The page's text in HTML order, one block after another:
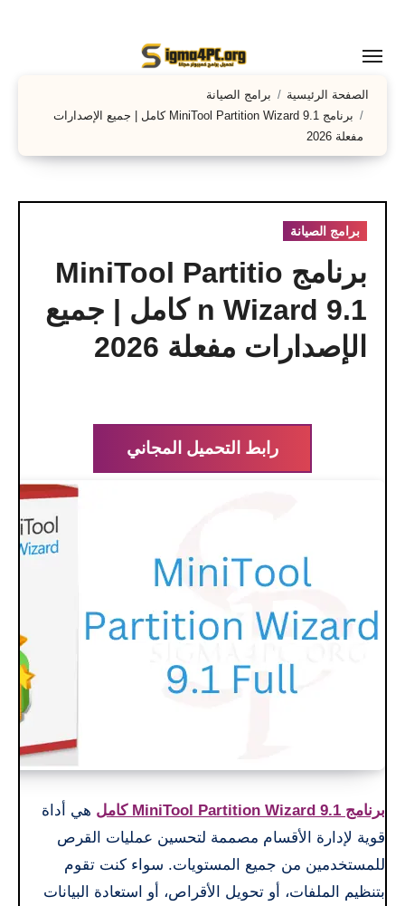
المحتوى
الصفحة الرئيسية
برامج الصيانة
برنامج MiniTool Partition Wizard 9.1 كامل | جميع الإصدارات
مفعلة 2026
برامج الصيانة
برنامج MiniTool Partitio
n Wizard 9.1 كامل | جميع
الإصدارات مفعلة 2026
رابط التحميل المجاني
برنامج MiniTool Partition Wizard 9.1 كامل
هي أداة
قوية لإدارة الأقسام مصممة لتحسين عمليات القرص
للمستخدمين من جميع المستويات. سواء كنت تقوم
بتنظيم الملفات، أو تحويل الأقراص، أو استعادة البيانات